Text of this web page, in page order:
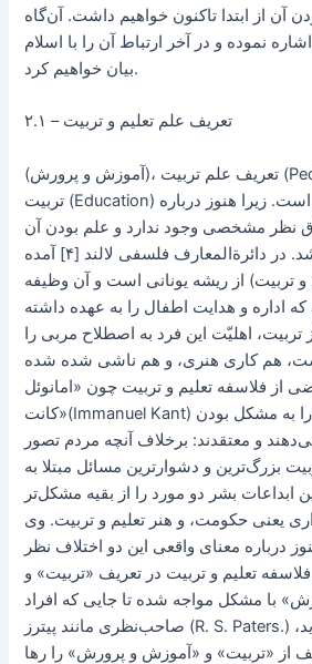
آن از ابتدا تاکنون خواهیم داشت. آن‌گاه
نموده و در آخر ارتباط آن را با اسلام
بیان خواهیم کرد.
۲.۱ – تعریف علم تعلیم و تربیت
(آموزش و پرورش)، تعریف علم تربیت (Pedagogie) همانند خود
تربیت (Education) بسیار مشکل و دشوار است. زیرا هنوز درباره
نظر مشخصی وجود ندارد و علم بودن آن
مورد تردید می‌باشد. در دائرة‌المعارف فلسفی لالند [۴] آمده
تربیت) از ریشه یونانی است و آن وظیفه
اداره و هدایت اطفال را به عهده داشته
تربیت، اهلیّت این فرد به اصطلاح مربی را
هم کاری هنری، و هم ناشی شده شده
از فلاسفه تعلیم و تربیت چون «امانوئل
کانت»(Immanuel Kant) مشکل تعریف و تربیت را به مشکل بودن
و معتقدند: برخلاف آنچه مردم تصور
بزرگ‌ترین و دشوارترین مسائل مبتلا به
ابداعات بشر دو مورد را از بقیه مشکل‌تر
یعنی حکومت، و هنر تعلیم و تربیت. وی
درباره معنای واقعی این دو اختلاف نظر
از فلاسفه تعلیم و تربیت در تعریف «تربیت» و
با مشکل مواجه شده تا جایی که افراد
صاحب‌نظری مانند پیترز (R. S. Paters.) معتقدند: ‌فلاسفه جدید،
از «تربیت» و «آموزش و پرورش» را رها